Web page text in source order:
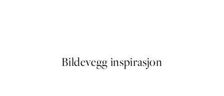
Bildevegg inspirasjon